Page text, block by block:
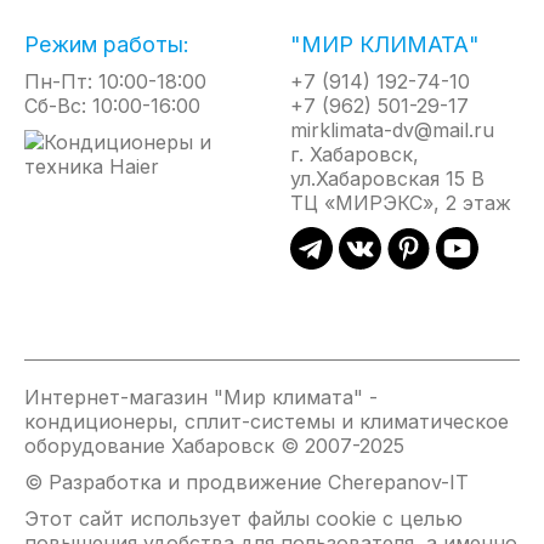
Блок Oxigent fresh, оснащен воздушным фильтром,
центробежным вентилятором и устанавливается
снаружи здания. Он осуществляет подачу, воздуха
с улицы по специальному воздуховоду. Объем
подачи свежего воздуха контролирует процессор
внутреннего блока. Система Haier может подавать
ФУНКЦИЯ ОБЪЕМНОГО ВОЗДУШНОГО
и получения эффекта естественной циркуляции
воздуха предусмот ре ноавтоматическое
согласование качания сдвоенных горизонтальных
заслонок и жалюзи с вертикальными створками.
ВОЗДУШНЫЙ ПОТОК 12М
Режим работы:
Пн-Пт: 10:00-18:00
Сб-Вс: 10:00-16:00
"МИР КЛИМАТА"
+7 (914) 192-74-10
+7 (962) 501-29-17
mirklimata-dv@mail.ru
г. Хабаровск,
ул.Хабаровская 15 В
ТЦ «МИРЭКС», 2 этаж
Интернет-магазин "Мир климата" -
кондиционеры, сплит-системы и климатическое
оборудование Хабаровск © 2007-2025
© Разработка и продвижение Cherepanov-IT
Этот сайт использует файлы cookie с целью